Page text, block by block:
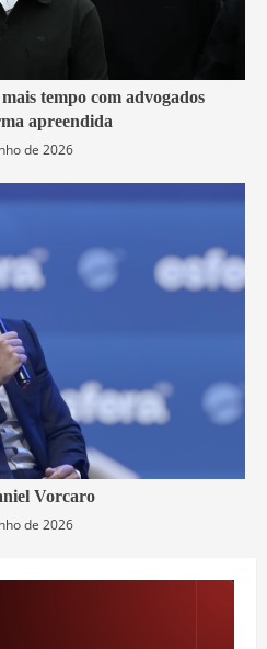
tempo com advogados
apreendida
de 2026
Vorcaro
de 2026